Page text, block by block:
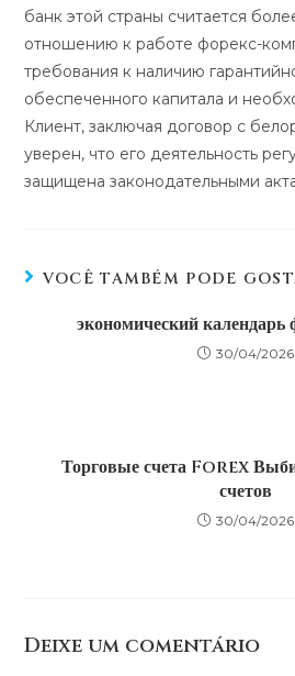
банк этой страны считается
отношению к работе форекс-
требования к наличию
обеспеченного капитала и
Клиент, заключая договор с
уверен, что его деятельность
защищена законодательными
VOCÊ TAMBÉM PODE
экономический календарь
30/04/2026
Торговые счета Forex
счетов
30/04/2026
Deixe um comentário